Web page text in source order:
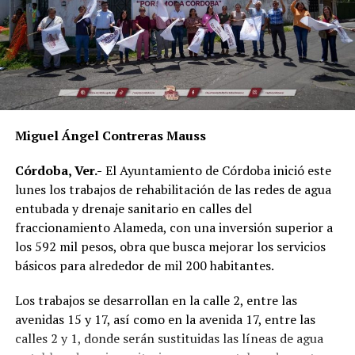
Miguel Ángel Contreras Mauss
Córdoba, Ver.- El Ayuntamiento de Córdoba inició este
lunes los trabajos de rehabilitación de las redes de agua
entubada y drenaje sanitario en calles del
fraccionamiento Alameda, con una inversión superior a
los 592 mil pesos, obra que busca mejorar los servicios
básicos para alrededor de mil 200 habitantes.
Los trabajos se desarrollan en la calle 2, entre las
avenidas 15 y 17, así como en la avenida 17, entre las
calles 2 y 1, donde serán sustituidas las líneas de agua